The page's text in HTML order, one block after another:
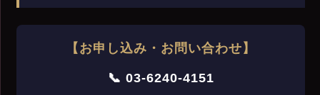
【お申し込み・お問い合わせ】
📞 03-6240-4151